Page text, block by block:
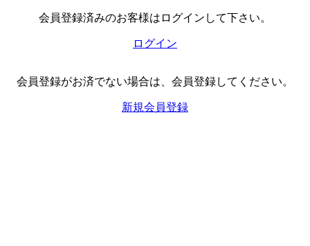
会員登録済みのお客様はログインして下さい。
ログイン
会員登録がお済でない場合は、会員登録してください。
新規会員登録